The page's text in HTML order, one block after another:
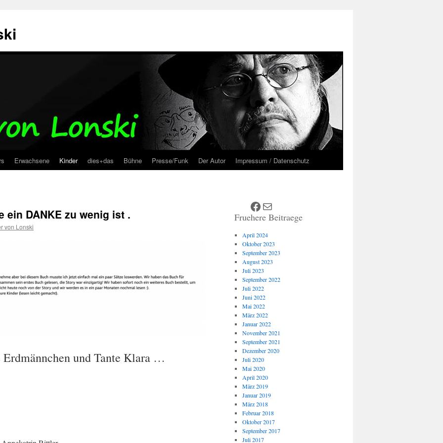
Erwachsene Kinder dies+das Bühne Presse/Funk Der Autor Impressum / Datenschutz
ein DANKE zu wenig ist .
von Lonski
Erdmännchen und Tante Klara …
Facebook
E-Mail
Fruehere Beitraege
April 2024
Oktober 2023
September 2023
August 2023
Juli 2023
September 2022
Juli 2022
Juni 2022
Mai 2022
März 2022
Januar 2022
November 2021
September 2021
Dezember 2020
Juli 2020
Mai 2020
April 2020
März 2019
Januar 2019
März 2018
Februar 2018
Oktober 2017
September 2017
Juli 2017